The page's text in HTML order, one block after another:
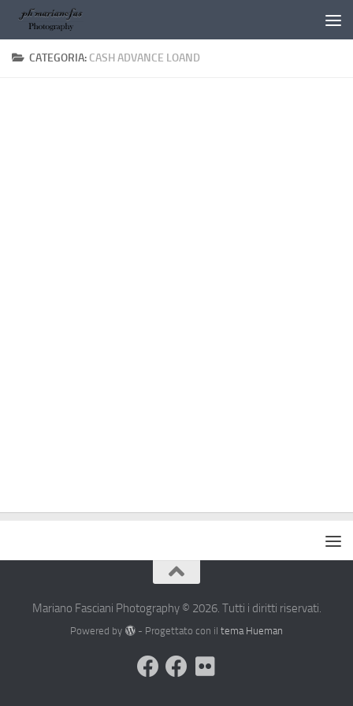
Salta al contenuto
CATEGORIA: CASH ADVANCE LOAND
Mariano Fasciani Photography © 2026. Tutti i diritti riservati.
Powered by - Progettato con il tema Hueman